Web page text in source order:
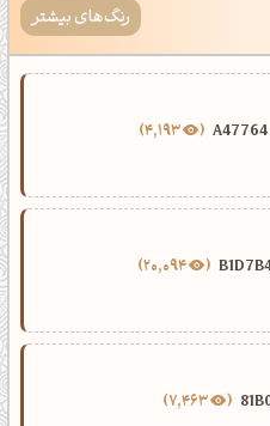
رنگ‌های بیشتر
4,193
20,094
7,463